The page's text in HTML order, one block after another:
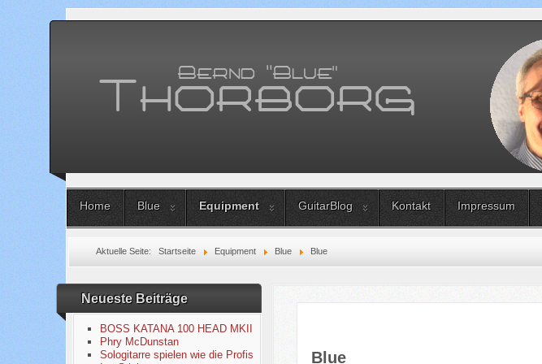
Home Blue Equipment GuitarBlog Kontakt Impressum
Aktuelle Seite:Startseite Equipment Blue Blue
Neueste Beiträge
BOSS KATANA 100 HEAD MKII
Phry McDunstan
Sologitarre spielen wie die Profis
Blue